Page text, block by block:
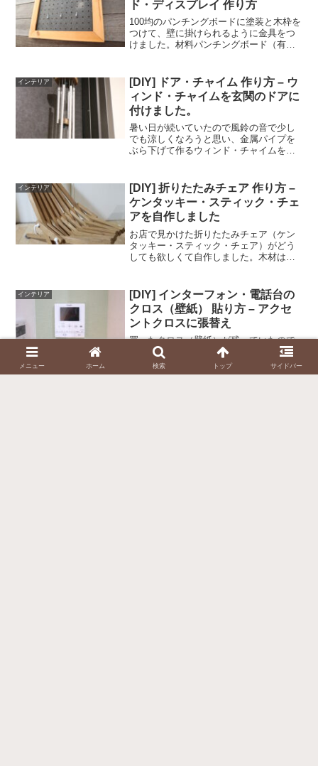
ド・ディスプレイ 作り方
100均のパンチングボードに塗装と木枠を
つけて、壁に掛けられるように金具をつ
けました。材料パンチングボード（有効
ンジ木工用ボンドくぎ（素材：真鍮）道
具丸ノコ金づち...
インテリア
[DIY] ドア・チャイム 作り方 – ウ
ィンド・チャイムを玄関のドアに
付けました。
暑い日が続いていたので風鈴の音で少し
でも涼しくなろうと思い、金属パイプを
ぶら下げて作るウィンド・チャイムを自
に付けたので、結局ドア・チャイムにな
りました。ドアの開閉が音...
インテリア
[DIY] 折りたたみチェア 作り方 –
ケンタッキー・スティック・チェ
アを自作しました
お店で見かけた折りたたみチェア（ケン
タッキー・スティック・チェア）がどう
しても欲しくて自作しました。木材は
木材を切って、穴を開けて組み立てるだ
けなので簡単にできま...
インテリア
[DIY] インターフォン・電話台の
クロス（壁紙） 貼り方 – アクセ
ントクロスに張替え
買ったクロス（壁紙）が残っていたので
インターフォンと電話が設置されている
台のクロスを一部張り替えました。イン
ターフォンを外すことが出来なかったの
メニュー ホーム 検索 トップ サイドバー